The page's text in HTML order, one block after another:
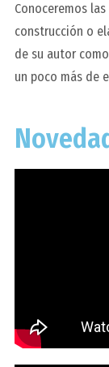
Conoceremos
construcción o
de su autor
un poco más de